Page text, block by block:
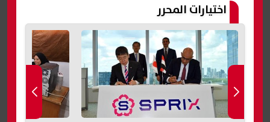
اختيارات المحرر